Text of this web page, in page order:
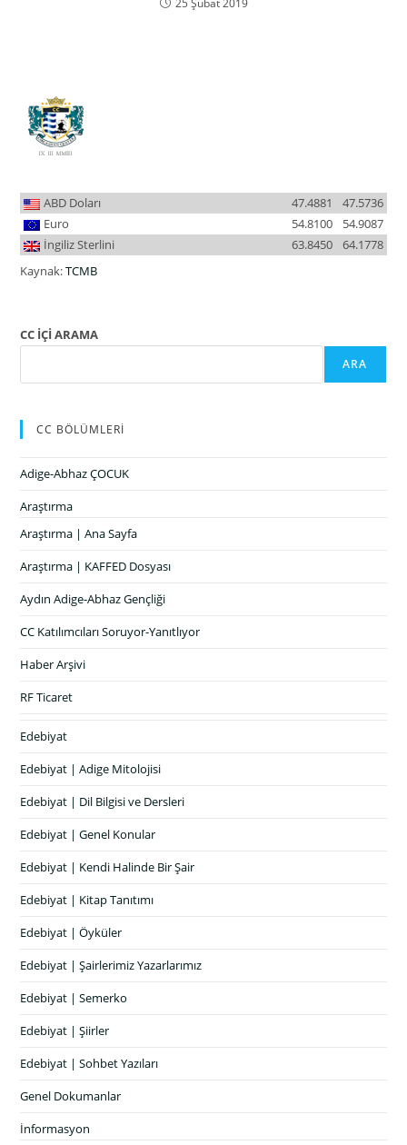
25 Şubat 2019
ABD Doları 47.5736
47.4881
Euro
54.9087
54.8100
İngiliz Sterlini
64.1778
63.8450
Kaynak:TCMB
CC İÇİ ARAMA
ARA
CC BÖLÜMLERİ
Adige-Abhaz ÇOCUK
Araştırma
Araştırma | Ana Sayfa
Araştırma | KAFFED Dosyası
Aydın Adige-Abhaz Gençliği
CC Katılımcıları Soruyor-Yanıtlıyor
Haber Arşivi
RF Ticaret
Edebiyat
Edebiyat | Adige Mitolojisi
Edebiyat | Dil Bilgisi ve Dersleri
Edebiyat | Genel Konular
Edebiyat | Kendi Halinde Bir Şair
Edebiyat | Kitap Tanıtımı
Edebiyat | Öyküler
Edebiyat | Şairlerimiz Yazarlarımız
Edebiyat | Semerko
Edebiyat | Şiirler
Edebiyat | Sohbet Yazıları
Genel Dokumanlar
İnformasyon